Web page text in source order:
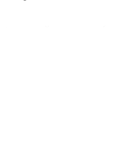
druhy nečistot.
na dotyk!